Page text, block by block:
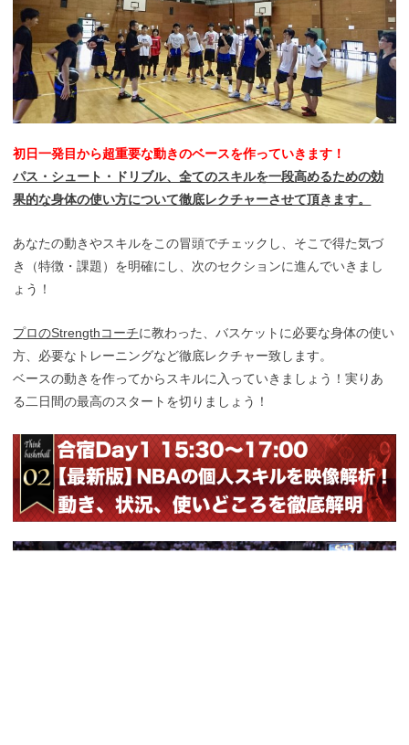
初日一発目から超重要な動きのベースを作っていきます！
パス・シュート・ドリブル、全てのスキルを一段高めるための効
果的な身体の使い方について徹底レクチャーさせて頂きます。
あなたの動きやスキルをこの冒頭でチェックし、そこで得た気づ
き（特徴・課題）を明確にし、次のセクションに進んでいきまし
ょう！
プロのStrengthコーチに教わった、バスケットに必要な身体の使い
方、必要なトレーニングなど徹底レクチャー致します。
ベースの動きを作ってからスキルに入っていきましょう！実りあ
る二日間の最高のスタートを切りましょう！